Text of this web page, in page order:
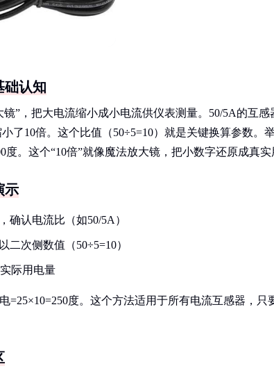
础认知
”，把大电流缩小成小电流供仪表测量。50/5A的互感
了10倍。这个比值（50÷5=10）就是关键换算参数。
度。这个“10倍”就像魔法放大镜，把小数字还原成真实
示
确认电流比（如50/5A）
二次侧数值（50÷5=10）
际用电量
=25×10=250度。这个方法适用于所有电流互感器，只